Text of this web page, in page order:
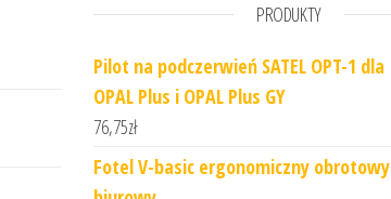
PRODUKTY
Pilot na podczerwień SATEL OPT-1 dla
OPAL Plus i OPAL Plus GY
76,75zł
Fotel V-basic ergonomiczny obrotowy